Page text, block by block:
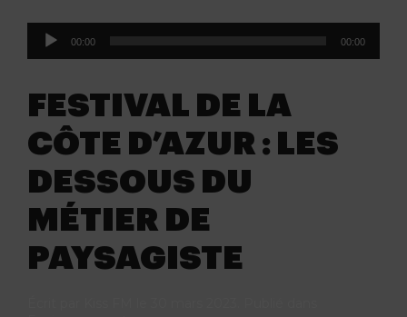
Lecteur
00:00 00:00
FESTIVAL DE LA
CÔTE D’AZUR : LES
DESSOUS DU
MÉTIER DE
PAYSAGISTE